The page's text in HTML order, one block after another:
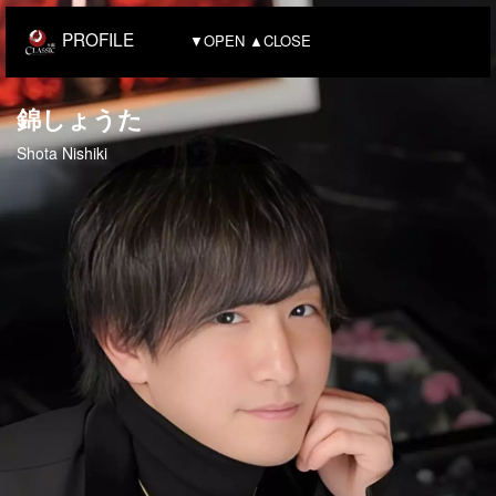
PROFILE ▼OPEN ▲CLOSE
錦しょうた
Shota Nishiki